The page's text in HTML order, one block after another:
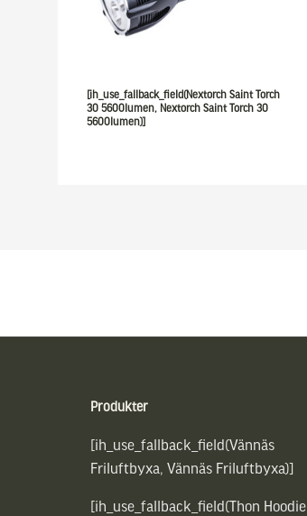
[ih_use_fallback_field(Nextorch Saint Torch
30 5600lumen, Nextorch Saint Torch 30
5600lumen)]
Produkter
[ih_use_fallback_field(Vännäs
Friluftbyxa, Vännäs Friluftbyxa)]
[ih_use_fallback_field(Thon Hoodie